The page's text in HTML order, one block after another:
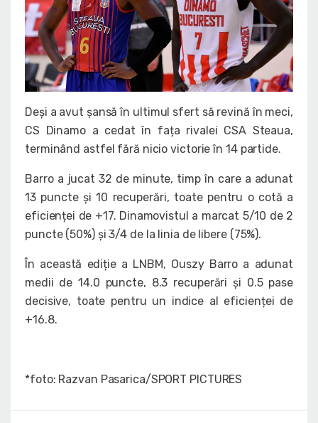
Deși a avut șansă în ultimul sfert să revină în meci,
CS Dinamo a cedat în fața rivalei CSA Steaua,
terminând astfel fără nicio victorie în 14 partide.
Barro a jucat 32 de minute, timp în care a adunat
13 puncte și 10 recuperări, toate pentru o cotă a
eficienței de +17. Dinamovistul a marcat 5/10 de 2
puncte (50%) și 3/4 de la linia de libere (75%).
În această ediție a LNBM, Ouszy Barro a adunat
medii de 14.0 puncte, 8.3 recuperări și 0.5 pase
decisive, toate pentru un indice al eficienței de
+16.8.
*foto: Razvan Pasarica/SPORT PICTURES